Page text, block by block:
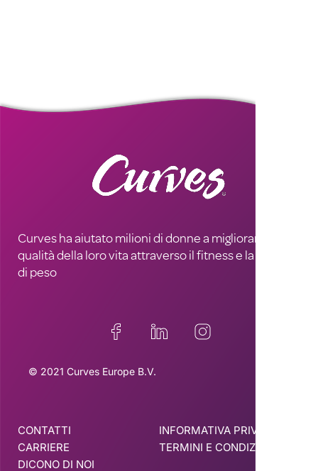
Curves ha aiutato milioni di donne a migliorare la
qualità della loro vita attraverso il fitness e la perdita
di peso
© 2021 Curves Europe B.V.
CONTATTI
CARRIERE
DICONO DI NOI
INFORMATIVA PRIVACY
TERMINI E CONDIZIONI